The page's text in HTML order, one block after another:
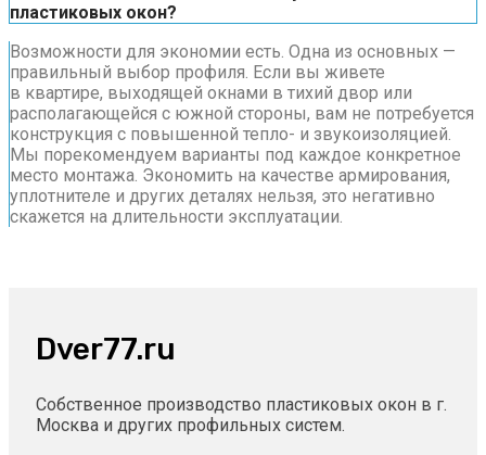
пластиковых окон?
Возможности для экономии есть. Одна из основных —
правильный выбор профиля. Если вы живете
в квартире, выходящей окнами в тихий двор или
располагающейся с южной стороны, вам не потребуется
конструкция с повышенной тепло- и звукоизоляцией.
Мы порекомендуем варианты под каждое конкретное
место монтажа. Экономить на качестве армирования,
уплотнителе и других деталях нельзя, это негативно
скажется на длительности эксплуатации.
Dver77.ru
Собственное производство пластиковых окон в г.
Москва и других профильных систем.